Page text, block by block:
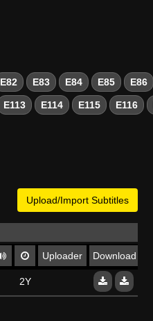
E82 E83 E84 E85 E86
E113 E114 E115 E116
Upload/Import Subtitles
Uploader Download
2Y